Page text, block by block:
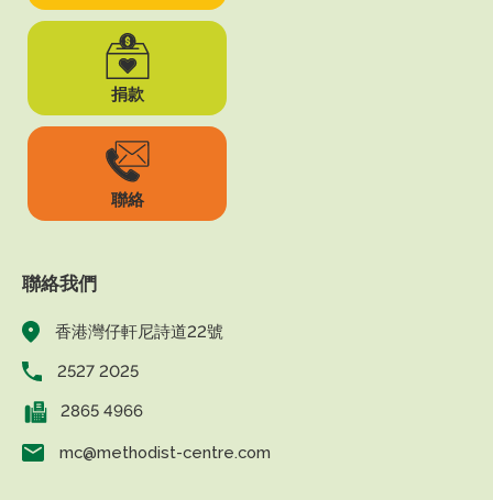
捐款
聯絡
聯絡我們
香港灣仔軒尼詩道22號
2527 2025
2865 4966
mc@methodist-centre.com